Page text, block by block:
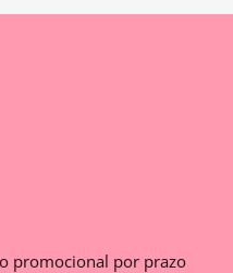
promocional por prazo